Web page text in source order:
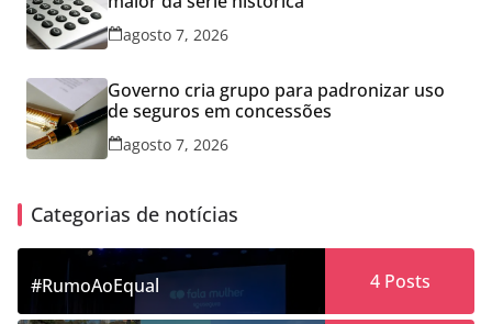
agosto 7, 2026
Governo cria grupo para padronizar uso
de seguros em concessões
agosto 7, 2026
Categorias de notícias
#RumoAoEqual 4Posts